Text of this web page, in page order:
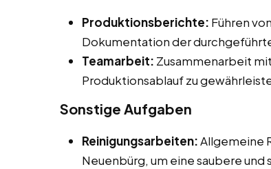
Produktionsberichte: Führen
Dokumentation der
Teamarbeit: Zusammenarbeit
Produktionsablauf zu
Sonstige Aufgaben
Reinigungsarbeiten:Allgemeine
Neuenbürg, um eine saubere